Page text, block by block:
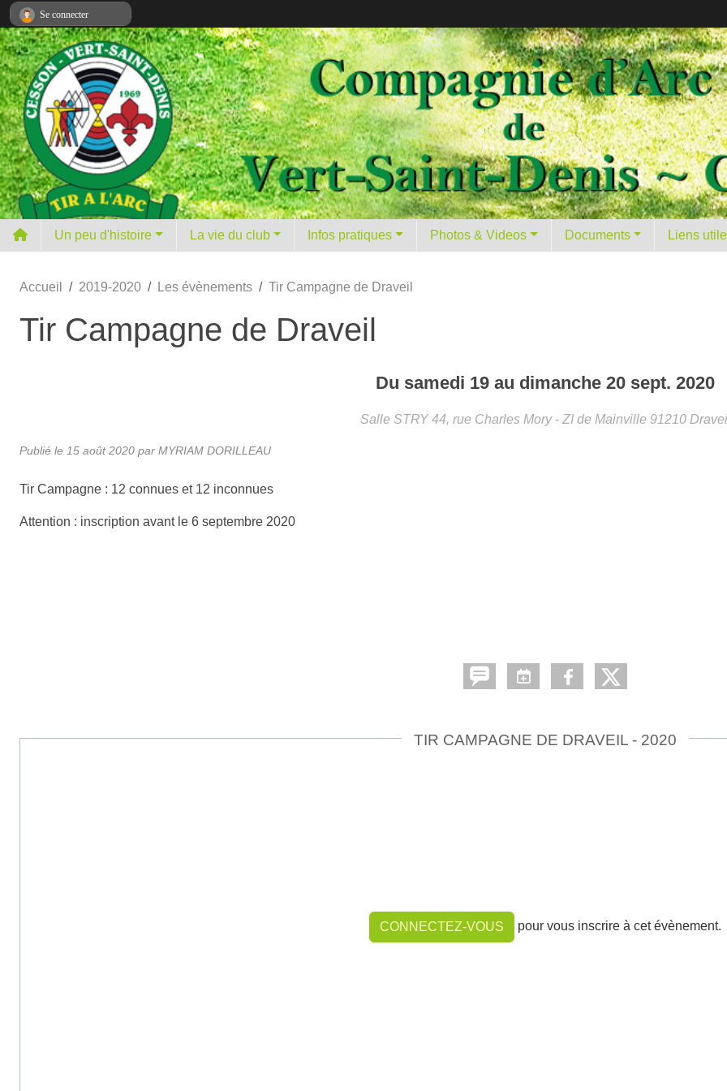
Un peu d'histoire La vie du club Infos pratiques Photos & Videos Documents Liens
Accueil 2019-2020 Les évènements Tir Campagne de Draveil
Tir Campagne de Draveil
Du samedi 19 au dimanche 20 sept. 2020
Salle STRY 44, rue Charles Mory - ZI de Mainville 91210
Publié le 15 août 2020 par MYRIAM DORILLEAU
Tir Campagne : 12 connues et 12 inconnues
Attention : inscription avant le 6 septembre 2020
TIR CAMPAGNE DE DRAVEIL - 2020
CONNECTEZ-VOUS pour vous inscrire à cet évènement.
Se connecter
Panneau de gestion des cookies